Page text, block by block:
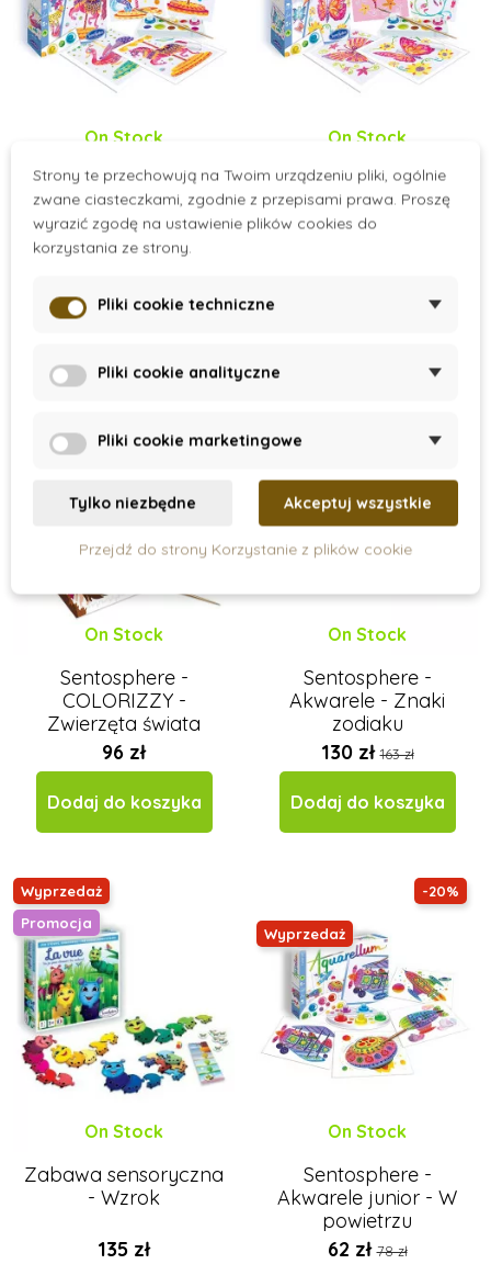
On Stock
Aquarely mini -
Manéž
55 zł
Dodaj do koszyka
On Stock
Aquarely mini - Motýli
Dodaj do koszyka
On Stock
Sentosphere -
COLORIZZY -
Zwierzęta świata
malowanie po
numerkach
96 zł
Dodaj do koszyka
Wyprzedaż
On Stock
Sentosphere -
Akwarele - Znaki
zodiaku
130 zł163 zł
Dodaj do koszyka
Wyprzedaż
Promocja
On Stock
Zabawa sensoryczna
- Wzrok
135 zł
-20%
Wyprzedaż
On Stock
Sentosphere -
Akwarele junior - W
powietrzu
62 zł78 zł
Strony te przechowują na Twoim urządzeniu pliki, ogólnie
zwane ciasteczkami, zgodnie z przepisami prawa. Proszę
wyrazić zgodę na ustawienie plików cookies do
korzystania ze strony.
Pliki cookie techniczne
Pliki cookie analityczne
Pliki cookie marketingowe
Tylko niezbędne Akceptuj wszystkie
Przejdź do strony Korzystanie z plików cookie